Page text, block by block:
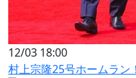
12/03 18:00
村上宗隆25号ホームラン